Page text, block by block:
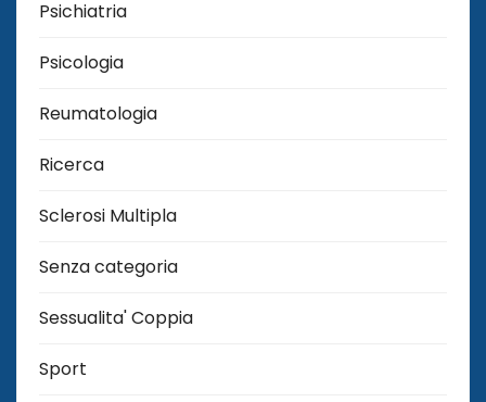
Psichiatria
Psicologia
Reumatologia
Ricerca
Sclerosi Multipla
Senza categoria
Sessualita' Coppia
Sport